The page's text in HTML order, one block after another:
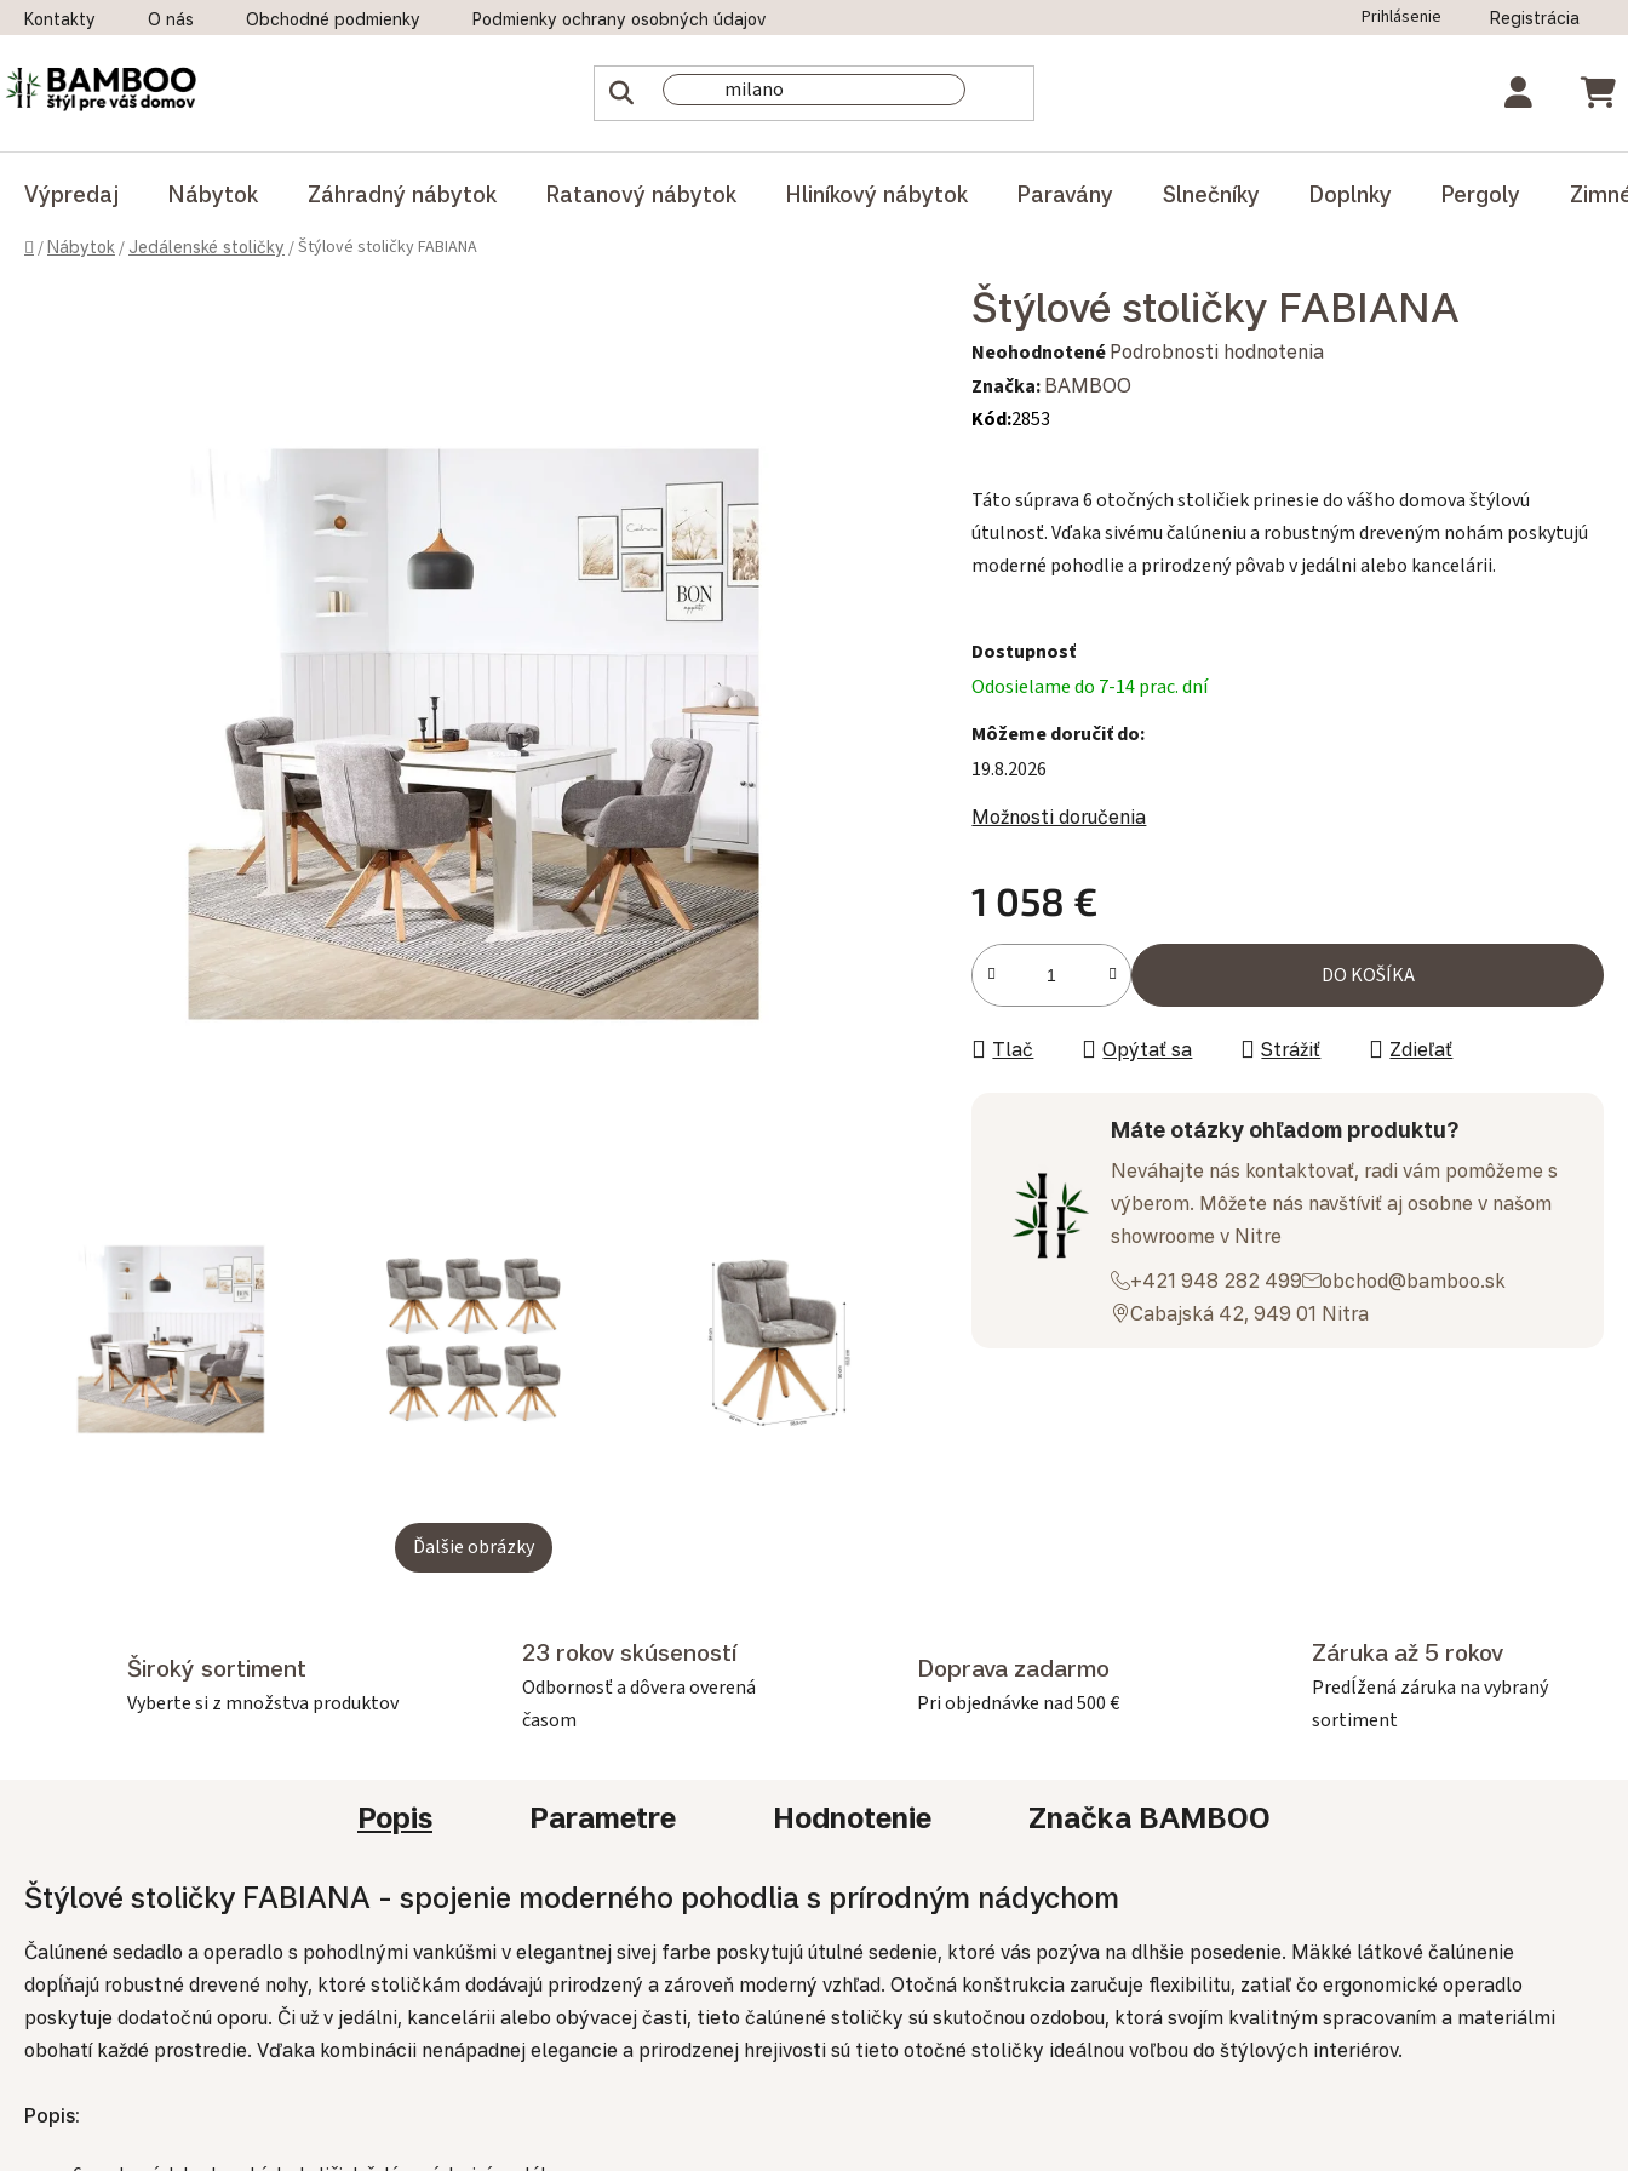
Prejsť na obsah
Kontakty O nás Obchodné podmienky Podmienky ochrany osobných údajov Odstúpenie od zmluvy
Prihlásenie Registrácia
Výpredaj Nábytok Záhradný nábytok Ratanový nábytok Hliníkový nábytok Paravány Slnečníky Doplnky Pergoly
Domov
/Nábytok / Jedálenské stoličky /Štýlové stoličky FABIANA
Štýlové stoličky FABIANA
Priemerné hodnotenie produktu je 0,0 z 5 hviezdičiek.
Neohodnotené Podrobnosti hodnotenia
Značka: BAMBOO
Kód:2853
Táto súprava 6 otočných stoličiek prinesie do vášho domova štýlovú
útulnosť. Vďaka sivému čalúneniu a robustným dreveným nohám poskytujú
moderné pohodlie a prirodzený pôvab v jedálni alebo kancelárii.
Dostupnosť
Odosielame do 7-14 prac. dní
Môžeme doručiť do:
19.8.2026
Možnosti doručenia
1 058 €
Jednotková cena:
DO KOŠÍKA
Tlač Opýtať sa Strážiť Zdieľať
Máte otázky ohľadom produktu?
Neváhajte nás kontaktovať, radi vám pomôžeme s
výberom. Môžete nás navštíviť aj osobne v našom
showroome v Nitre
+421 948 282 499
obchod@bamboo.sk
Cabajská 42, 949 01 Nitra
Ďalšie obrázky
Široký sortiment
Vyberte si z množstva produktov
23 rokov skúseností
Odbornosť a dôvera overená
časom
Doprava zadarmo
Pri objednávke nad 500 €
Záruka až 5 rokov
Predĺžená záruka na vybraný
sortiment
Popis Parametre Hodnotenie Značka BAMBOO
Štýlové stoličky FABIANA - spojenie moderného pohodlia s prírodným nádychom
Čalúnené sedadlo a operadlo s pohodlnými vankúšmi v elegantnej sivej farbe poskytujú útulné sedenie, ktoré vás pozýva na dlhšie posedenie. Mäkké látkové čalúnenie
dopĺňajú robustné drevené nohy, ktoré stoličkám dodávajú prirodzený a zároveň moderný vzhľad. Otočná konštrukcia zaručuje flexibilitu, zatiaľ čo ergonomické operadlo
poskytuje dodatočnú oporu. Či už v jedálni, kancelárii alebo obývacej časti, tieto čalúnené stoličky sú skutočnou ozdobou, ktorá svojím kvalitným spracovaním a materiálmi
obohatí každé prostredie. Vďaka kombinácii nenápadnej elegancie a prirodzenej hrejivosti sú tieto otočné stoličky ideálnou voľbou do štýlových interiérov.
Popis: